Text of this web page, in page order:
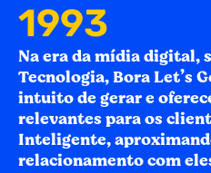
2015
Na era da mídia digital,
Tecnologia, Bora Let’s
intuito de gerar e
relevantes para os
Inteligente,
relacionamento com